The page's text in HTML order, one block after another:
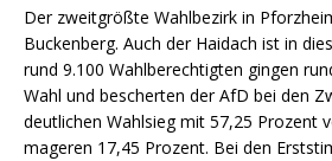
Der zweitgrößte Wahlbezirk in
Buckenberg. Auch der Haidach ist in
rund 9.100 Wahlberechtigten gingen
Wahl und bescherten der AfD bei den
deutlichen Wahlsieg mit 57,25 Prozent
mageren 17,45 Prozent. Bei den